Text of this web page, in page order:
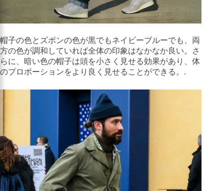
帽子の色とズボンの色が黒でもネイビーブルーでも、両
方の色が調和していれば全体の印象はなかなか良い。さ
らに、暗い色の帽子は頭を小さく見せる効果があり、体
のプロポーションをより良く見せることができる。.